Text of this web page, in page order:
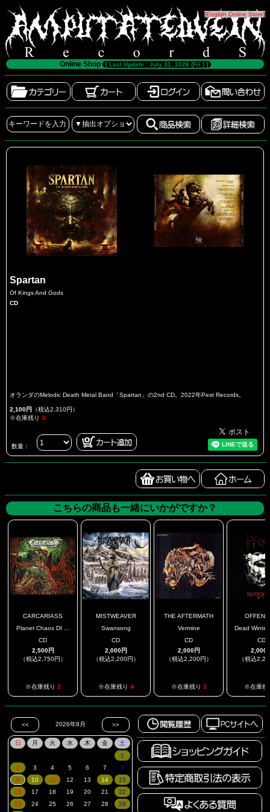
[English Online Store]
Online Shop [ Last Update : July 31, 2026 (Fri.) ]
Spartan
Of Kings And Gods
CD
オランダのMelodic Death Metal Band「Spartan」の2nd CD。2022年Pest Records。
2,100円 （税込2,310円）
※在庫残り 3
数量：
こちらの商品も一緒にいかがですか？
CARCARIASS
Planet Chaos DI ...
CD
2,500円
（税込2,750円）
※在庫残り 2
MISTWEAVER
Swansong
CD
2,000円
（税込2,200円）
※在庫残り 4
THE AFTERMATH
Vermine
CD
2,000円
（税込2,200円）
※在庫残り 3
Dead
CD
2,000
（税込
※在庫残